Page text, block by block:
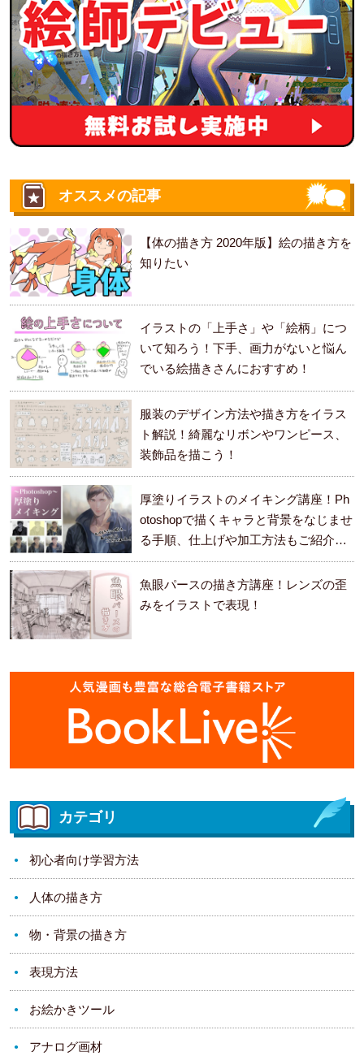
オススメの記事
【体の描き方 2020年版】絵の描き方を
知りたい
イラストの「上手さ」や「絵柄」につ
いて知ろう！下手、画力がないと悩ん
でいる絵描きさんにおすすめ！
服装のデザイン方法や描き方をイラス
ト解説！綺麗なリボンやワンピース、
装飾品を描こう！
厚塗りイラストのメイキング講座！Ph
otoshopで描くキャラと背景をなじませ
る手順、仕上げや加工方法もご紹介し
ます。
魚眼パースの描き方講座！レンズの歪
みをイラストで表現！
カテゴリ
初心者向け学習方法
人体の描き方
物・背景の描き方
表現方法
お絵かきツール
アナログ画材